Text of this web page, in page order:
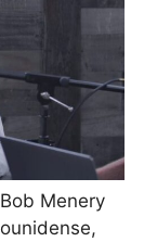
Bob Menery